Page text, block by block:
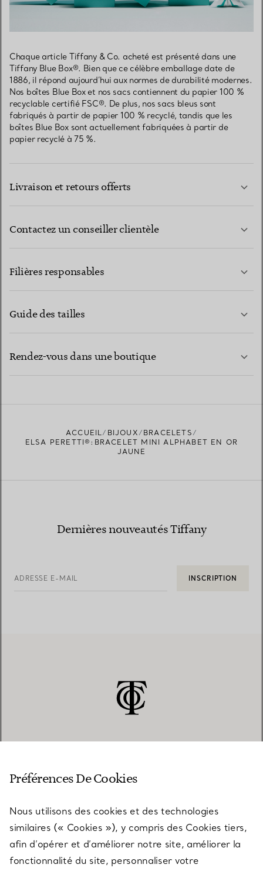
Chaque article Tiffany & Co. acheté est présenté dans une
Tiffany Blue Box®. Bien que ce célèbre emballage date de
1886, il répond aujourd’hui aux normes de durabilité modernes.
Nos boîtes Blue Box et nos sacs contiennent du papier 100 %
recyclable certifié FSC®. De plus, nos sacs bleus sont
fabriqués à partir de papier 100 % recyclé, tandis que les
boîtes Blue Box sont actuellement fabriquées à partir de
papier recyclé à 75 %.
Livraison et retours offerts
Contactez un conseiller clientèle
Filières responsables
Guide des tailles
Rendez-vous dans une boutique
TROUVEZ LA BOUTIQUE LA PLUS PROCHE
ACCUEIL BIJOUX
BRACELETS
ELSA PERETTI®:BRACELET MINI ALPHABET EN OR
JAUNE
Dernières nouveautés Tiffany
ADRESSE E-MAIL INSCRIPTION
SERVICES
À PROPOS
Préférences De Cookies
Nous utilisons des cookies et des technologies
similaires (« Cookies »), y compris des Cookies tiers,
afin d’opérer et d’améliorer notre site, améliorer la
fonctionnalité du site, personnaliser votre